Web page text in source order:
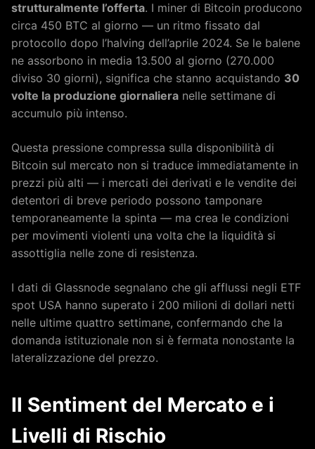
strutturalmente l’offerta. I miner di Bitcoin producono
circa 450 BTC al giorno — un ritmo fissato dal
protocollo dopo l’halving dell’aprile 2024. Se le balene
ne assorbono in media 13.500 al giorno (270.000
diviso 30 giorni), significa che stanno acquistando 30
volte la produzione giornaliera nelle settimane di
accumulo più intenso.
Questa pressione compressa sulla disponibilità di
Bitcoin sul mercato non si traduce immediatamente in
prezzi più alti — i mercati dei derivati e le vendite dei
detentori di breve periodo possono tamponare
temporaneamente la spinta — ma crea le condizioni
per movimenti violenti una volta che la liquidità si
assottiglia nelle zone di resistenza.
I dati di Glassnode segnalano che gli afflussi negli ETF
spot USA hanno superato i 200 milioni di dollari netti
nelle ultime quattro settimane, confermando che la
domanda istituzionale non si è fermata nonostante la
lateralizzazione del prezzo.
Il Sentiment del Mercato e i
Livelli di Rischio